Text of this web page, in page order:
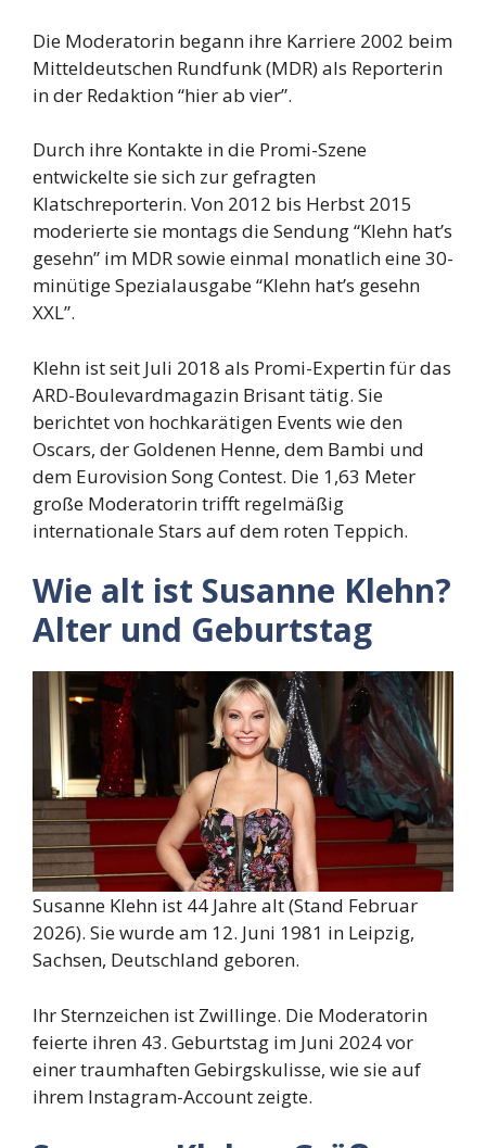
Die Moderatorin begann ihre Karriere 2002 beim
Mitteldeutschen Rundfunk (MDR) als Reporterin
in der Redaktion “hier ab vier”.
Durch ihre Kontakte in die Promi-Szene
entwickelte sie sich zur gefragten
Klatschreporterin. Von 2012 bis Herbst 2015
moderierte sie montags die Sendung “Klehn hat’s
gesehn” im MDR sowie einmal monatlich eine 30-
minütige Spezialausgabe “Klehn hat’s gesehn
XXL”.
Klehn ist seit Juli 2018 als Promi-Expertin für das
ARD-Boulevardmagazin Brisant tätig. Sie
berichtet von hochkarätigen Events wie den
Oscars, der Goldenen Henne, dem Bambi und
dem Eurovision Song Contest. Die 1,63 Meter
große Moderatorin trifft regelmäßig
internationale Stars auf dem roten Teppich.
Wie alt ist Susanne Klehn?
Alter und Geburtstag
Susanne Klehn ist 44 Jahre alt (Stand Februar
2026). Sie wurde am 12. Juni 1981 in Leipzig,
Sachsen, Deutschland geboren.
Ihr Sternzeichen ist Zwillinge. Die Moderatorin
feierte ihren 43. Geburtstag im Juni 2024 vor
einer traumhaften Gebirgskulisse, wie sie auf
ihrem Instagram-Account zeigte.